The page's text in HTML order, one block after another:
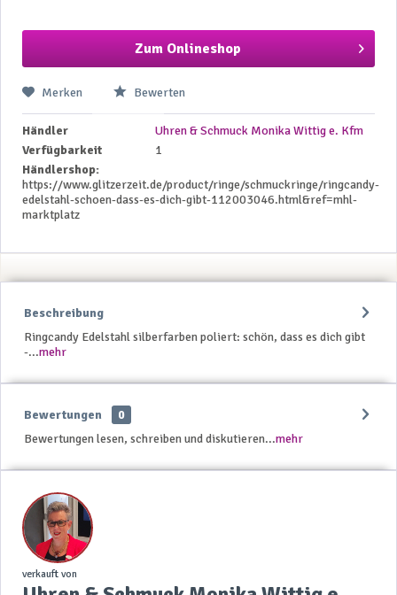
Zum Onlineshop
Merken Bewerten
Händler
Uhren & Schmuck Monika Wittig e. Kfm
Verfügbarkeit
1
Händlershop:
https://www.glitzerzeit.de/product/ringe/schmuckringe/ringcandy-
edelstahl-schoen-dass-es-dich-gibt-112003046.html&ref=mhl-
marktplatz
Beschreibung
Ringcandy Edelstahl silberfarben poliert: schön, dass es dich gibt
-...mehr
Bewertungen
0
Bewertungen lesen, schreiben und diskutieren...mehr
verkauft von